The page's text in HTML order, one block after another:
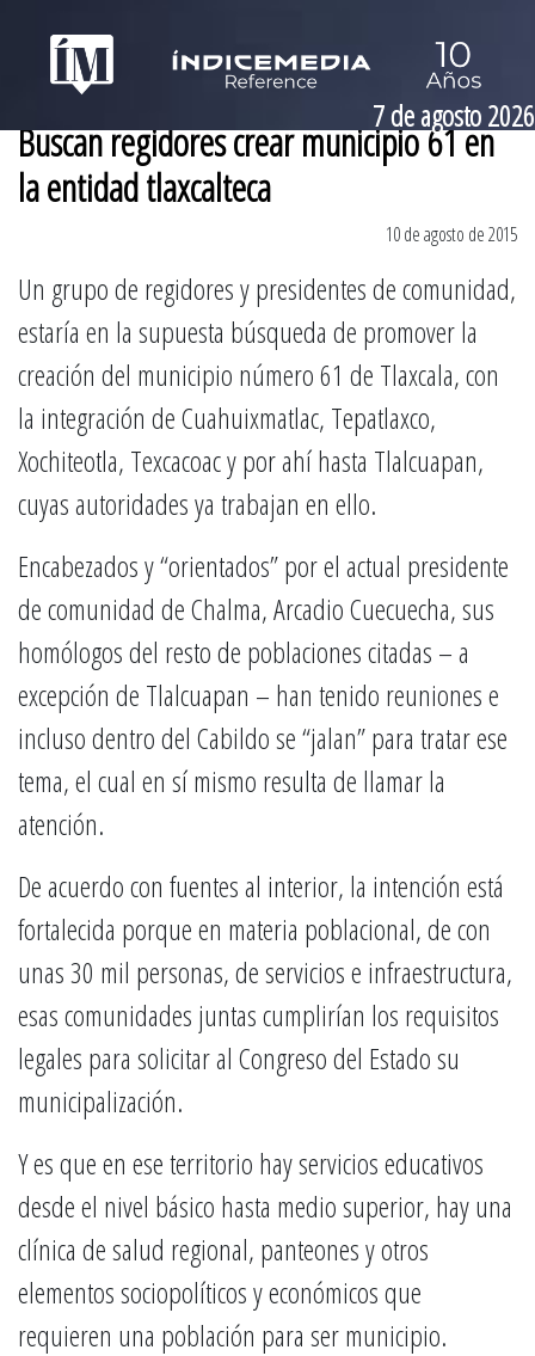
7 de agosto 2026
Buscan regidores crear municipio 61 en
la entidad tlaxcalteca
10 de agosto de 2015
Un grupo de regidores y presidentes de comunidad,
estaría en la supuesta búsqueda de promover la
creación del municipio número 61 de Tlaxcala, con
la integración de Cuahuixmatlac, Tepatlaxco,
Xochiteotla, Texcacoac y por ahí hasta Tlalcuapan,
cuyas autoridades ya trabajan en ello.
Encabezados y “orientados” por el actual presidente
de comunidad de Chalma, Arcadio Cuecuecha, sus
homólogos del resto de poblaciones citadas – a
excepción de Tlalcuapan – han tenido reuniones e
incluso dentro del Cabildo se “jalan” para tratar ese
tema, el cual en sí mismo resulta de llamar la
atención.
De acuerdo con fuentes al interior, la intención está
fortalecida porque en materia poblacional, de con
unas 30 mil personas, de servicios e infraestructura,
esas comunidades juntas cumplirían los requisitos
legales para solicitar al Congreso del Estado su
municipalización.
Y es que en ese territorio hay servicios educativos
desde el nivel básico hasta medio superior, hay una
clínica de salud regional, panteones y otros
elementos sociopolíticos y económicos que
requieren una población para ser municipio.